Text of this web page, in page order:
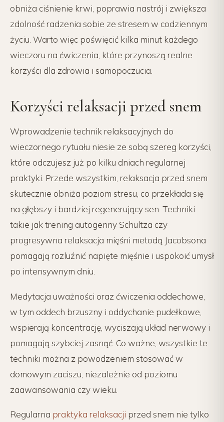
obniża ciśnienie krwi, poprawia nastrój i zwiększa
zdolność radzenia sobie ze stresem w codziennym
życiu. Warto więc poświęcić kilka minut każdego
wieczoru na ćwiczenia, które przynoszą realne
korzyści dla zdrowia i samopoczucia.
Korzyści relaksacji przed snem
Wprowadzenie technik relaksacyjnych do
wieczornego rytuału niesie ze sobą szereg korzyści,
które odczujesz już po kilku dniach regularnej
praktyki. Przede wszystkim, relaksacja przed snem
skutecznie obniża poziom stresu, co przekłada się
na głębszy i bardziej regenerujący sen. Techniki
takie jak trening autogenny Schultza czy
progresywna relaksacja mięśni metodą Jacobsona
pomagają rozluźnić napięte mięśnie i uspokoić umysł
po intensywnym dniu.
Medytacja uważności oraz ćwiczenia oddechowe,
w tym oddech brzuszny i oddychanie pudełkowe,
wspierają koncentrację, wyciszają układ nerwowy i
pomagają szybciej zasnąć. Co ważne, wszystkie te
techniki można z powodzeniem stosować w
domowym zaciszu, niezależnie od poziomu
zaawansowania czy wieku.
Regularna praktyka relaksacji przed snem nie tylko